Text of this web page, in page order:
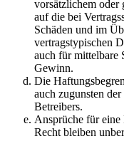
vorsätzlichem oder
auf die bei
Schäden und im
vertragstypischen
auch für mittelbare
Gewinn.
Die
auch zugunsten
Betreibers.
Ansprüche für eine
Recht bleiben